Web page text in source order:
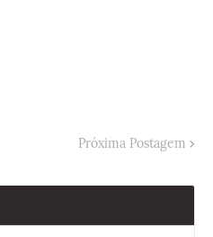
Próxima Postagem